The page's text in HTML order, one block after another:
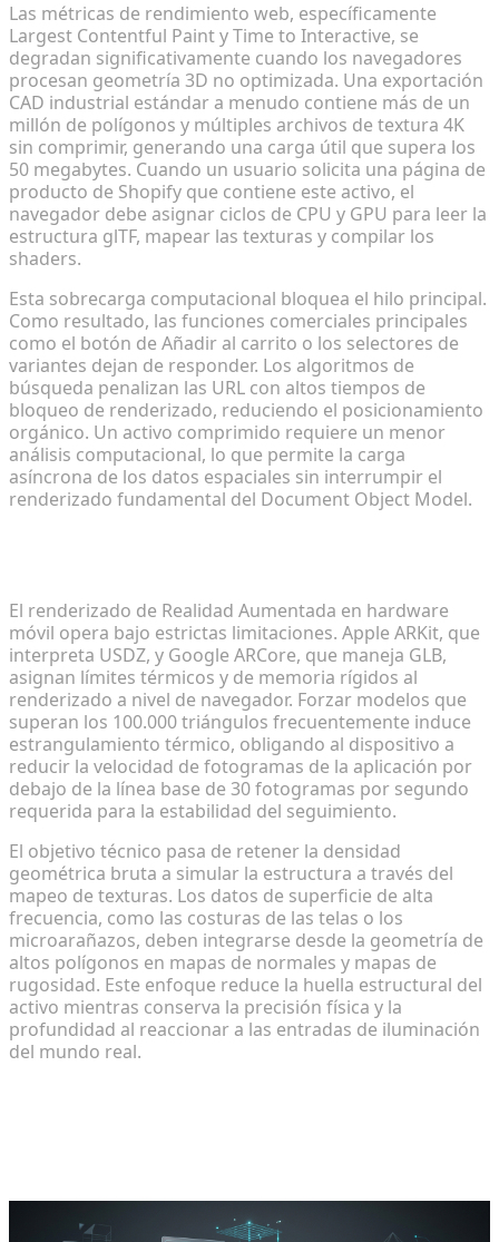
Las métricas de rendimiento web, específicamente
Largest Contentful Paint y Time to Interactive, se
degradan significativamente cuando los navegadores
procesan geometría 3D no optimizada. Una exportación
CAD industrial estándar a menudo contiene más de un
millón de polígonos y múltiples archivos de textura 4K
sin comprimir, generando una carga útil que supera los
50 megabytes. Cuando un usuario solicita una página de
producto de Shopify que contiene este activo, el
navegador debe asignar ciclos de CPU y GPU para leer la
estructura glTF, mapear las texturas y compilar los
shaders.
Esta sobrecarga computacional bloquea el hilo principal.
Como resultado, las funciones comerciales principales
como el botón de Añadir al carrito o los selectores de
variantes dejan de responder. Los algoritmos de
búsqueda penalizan las URL con altos tiempos de
bloqueo de renderizado, reduciendo el posicionamiento
orgánico. Un activo comprimido requiere un menor
análisis computacional, lo que permite la carga
asíncrona de los datos espaciales sin interrumpir el
renderizado fundamental del Document Object Model.
El renderizado de Realidad Aumentada en hardware
móvil opera bajo estrictas limitaciones. Apple ARKit, que
interpreta USDZ, y Google ARCore, que maneja GLB,
asignan límites térmicos y de memoria rígidos al
renderizado a nivel de navegador. Forzar modelos que
superan los 100.000 triángulos frecuentemente induce
estrangulamiento térmico, obligando al dispositivo a
reducir la velocidad de fotogramas de la aplicación por
debajo de la línea base de 30 fotogramas por segundo
requerida para la estabilidad del seguimiento.
El objetivo técnico pasa de retener la densidad
geométrica bruta a simular la estructura a través del
mapeo de texturas. Los datos de superficie de alta
frecuencia, como las costuras de las telas o los
microarañazos, deben integrarse desde la geometría de
altos polígonos en mapas de normales y mapas de
rugosidad. Este enfoque reduce la huella estructural del
activo mientras conserva la precisión física y la
profundidad al reaccionar a las entradas de iluminación
del mundo real.